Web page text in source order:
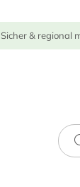
Sicher & regional